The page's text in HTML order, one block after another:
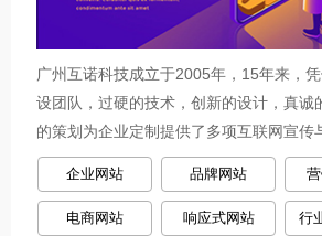
广州互诺科技成立于2005年，15年来，
设团队，过硬的技术，创新的设计，真诚
的策划为企业定制提供了多项互联网宣传
企业网站 品牌网站
电商网站 响应式网站 行